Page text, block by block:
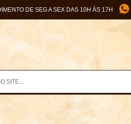
DE SEG A SEX DAS 10H ÀS 17H